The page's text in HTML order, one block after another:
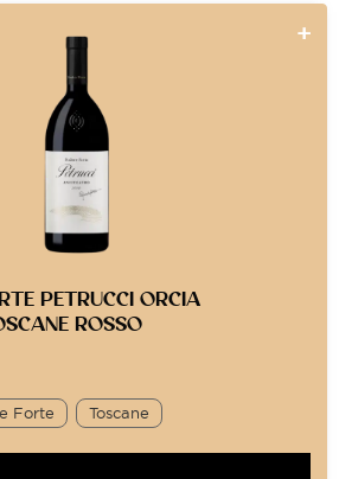
PETRUCCI ORCIA
ROSSO
Forte Toscane